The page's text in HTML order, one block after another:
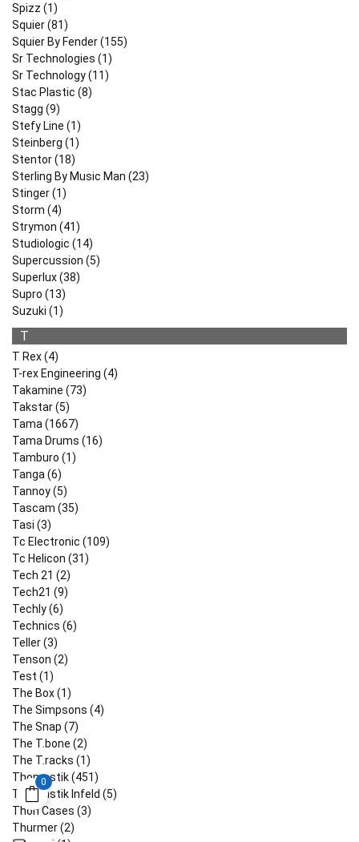
Spizz (1)
Squier (81)
Squier By Fender (155)
Sr Technologies (1)
Sr Technology (11)
Stac Plastic (8)
Stagg (9)
Stefy Line (1)
Steinberg (1)
Stentor (18)
Sterling By Music Man (23)
Stinger (1)
Storm (4)
Strymon (41)
Studiologic (14)
Supercussion (5)
Superlux (38)
Supro (13)
Suzuki (1)
T
T Rex (4)
T-rex Engineering (4)
Takamine (73)
Takstar (5)
Tama (1667)
Tama Drums (16)
Tamburo (1)
Tanga (6)
Tannoy (5)
Tascam (35)
Tasi (3)
Tc Electronic (109)
Tc Helicon (31)
Tech 21 (2)
Tech21 (9)
Techly (6)
Technics (6)
Teller (3)
Tenson (2)
Test (1)
The Box (1)
The Simpsons (4)
The Snap (7)
The T.bone (2)
The T.racks (1)
Thomastik (451)
Thomastik Infeld (5)
Thon Cases (3)
Thurmer (2)
0